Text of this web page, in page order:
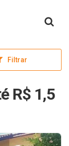
Filtrar
R$ 1,5